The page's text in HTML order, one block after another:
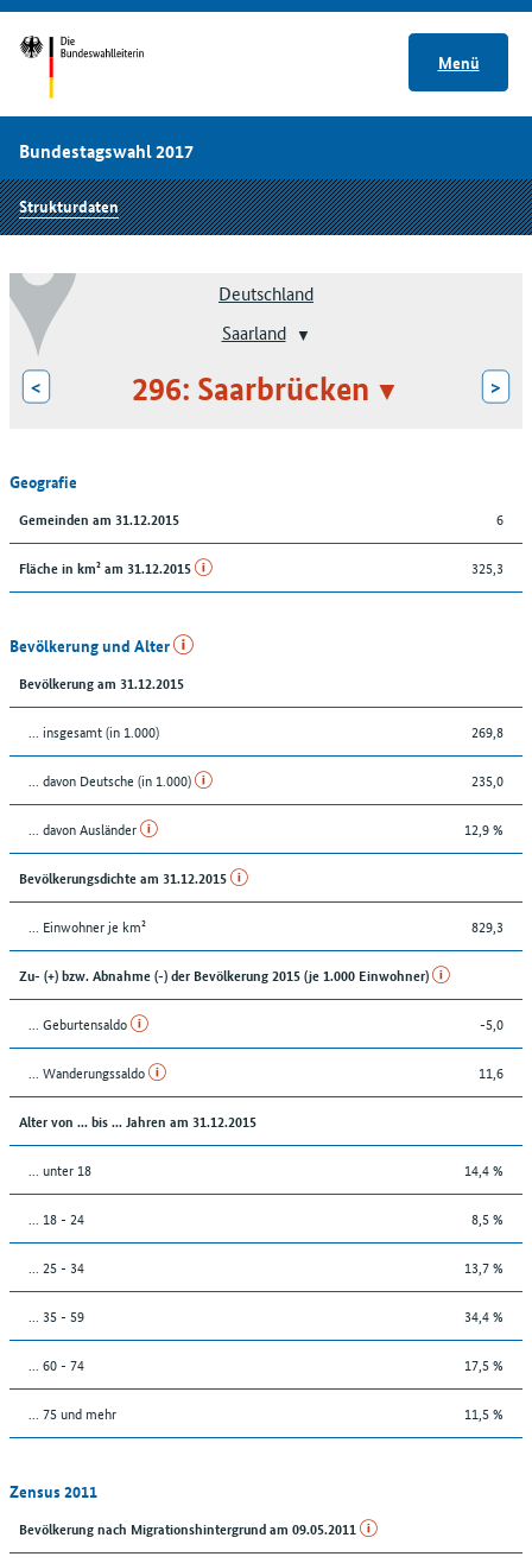
Menü
Bundestagswahl 2017
Strukturdaten
Deutschland
Saarland
< 296: Saarbrücken >
Geografie
Gemeinden am 31.12.2015 6
Fläche in km² am 31.12.2015 325,3
Bevölkerung und Alter
Bevölkerung am 31.12.2015
... insgesamt (in 1.000) 269,8
... davon Deutsche (in 1.000) 235,0
... davon Ausländer 12,9 %
Bevölkerungsdichte am 31.12.2015
... Einwohner je km² 829,3
Zu- (+) bzw. Abnahme (-) der Bevölkerung 2015 (je 1.000 Einwohner)
... Geburtensaldo -5,0
... Wanderungssaldo 11,6
Alter von ... bis ... Jahren am 31.12.2015
... unter 18 14,4 %
... 18 - 24 8,5 %
... 25 - 34 13,7 %
... 35 - 59 34,4 %
... 60 - 74 17,5 %
... 75 und mehr 11,5 %
Zensus 2011
Bevölkerung nach Migrationshintergrund am 09.05.2011